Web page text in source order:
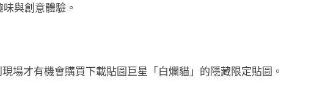
與創意體驗。
場才有機會購買下載貼圖巨星「白爛貓」的隱藏限定貼圖。